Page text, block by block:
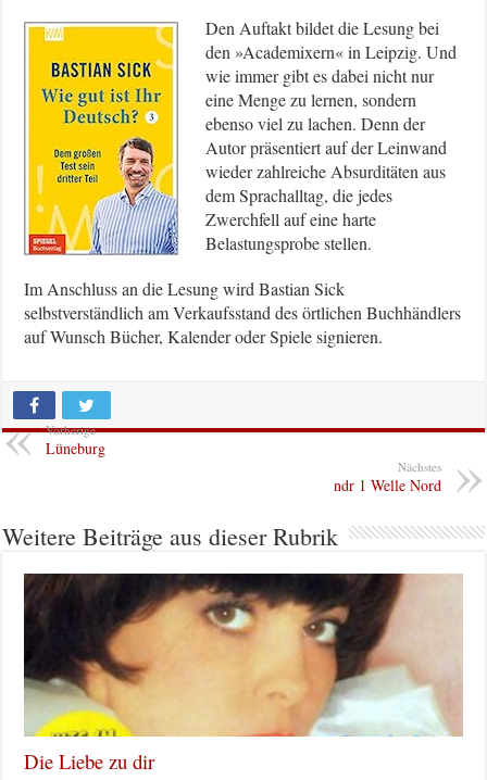
Den Auftakt bildet die Lesung bei
den »Academixern« in Leipzig. Und
wie immer gibt es dabei nicht nur
eine Menge zu lernen, sondern
ebenso viel zu lachen. Denn der
Autor präsentiert auf der Leinwand
wieder zahlreiche Absurditäten aus
dem Sprachalltag, die jedes
Zwerchfell auf eine harte
Belastungsprobe stellen.
Im Anschluss an die Lesung wird Bastian Sick
selbstverständlich am Verkaufsstand des örtlichen Buchhändlers
auf Wunsch Bücher, Kalender oder Spiele signieren.
Vorherige
Lüneburg
Nächstes
ndr 1 Welle Nord
Weitere Beiträge aus dieser Rubrik
Die Liebe zu dir